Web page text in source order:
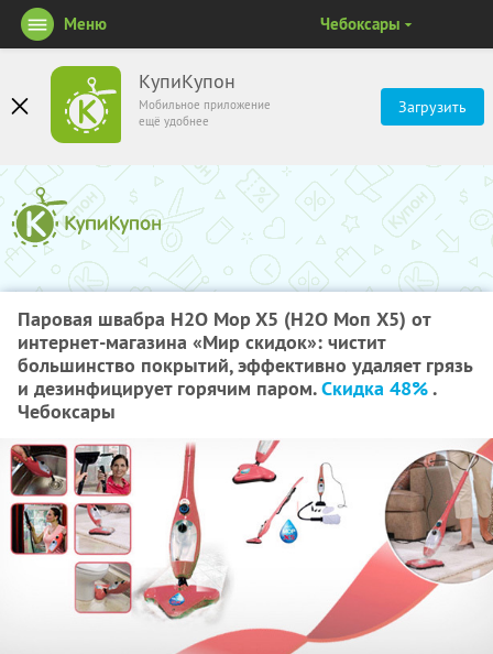
КупиКупон
Мобильное приложение
ещё удобнее
Загрузить
Меню Чебоксары
Паровая швабра H2O Mop X5 (Н2О Моп Х5) от
интернет-магазина «Мир скидок»: чистит
большинство покрытий, эффективно удаляет грязь
и дезинфицирует горячим паром.Скидка 48%.
Чебоксары